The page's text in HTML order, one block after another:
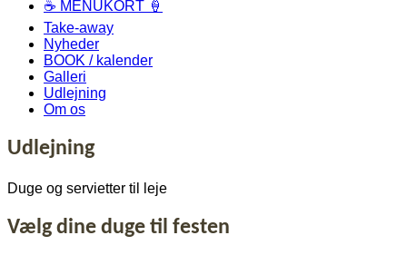
☕ MENUKORT 🍦
Take-away
Nyheder
BOOK / kalender
Galleri
Udlejning
Om os
Gå
til
Udlejning
Duge og servietter til leje
Vælg dine duge til festen